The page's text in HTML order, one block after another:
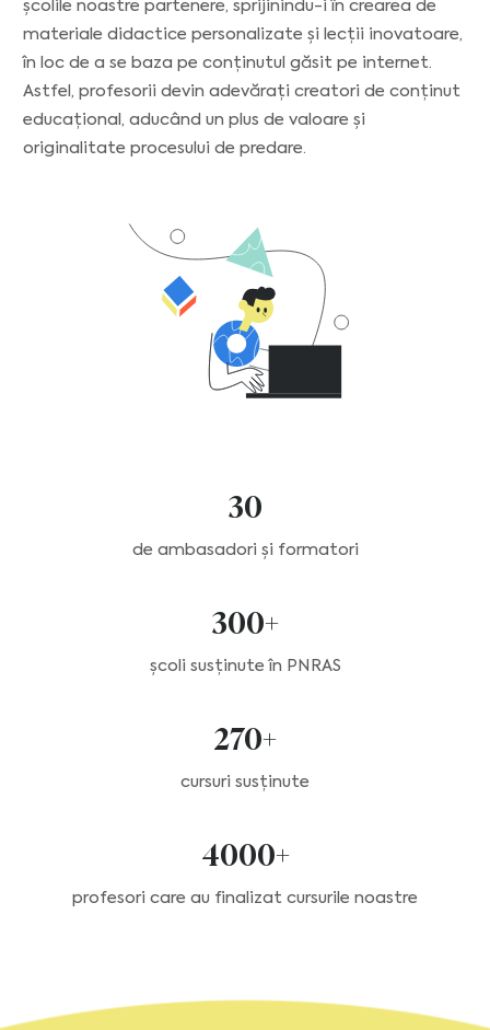
școlile noastre partenere, sprijinindu-i în crearea de
materiale didactice personalizate și lecții inovatoare,
în loc de a se baza pe conținutul găsit pe internet.
Astfel, profesorii devin adevărați creatori de conținut
educațional, aducând un plus de valoare și
originalitate procesului de predare.
30
de ambasadori și formatori
300+
școli susținute în PNRAS
270+
cursuri susținute
4000+
profesori care au finalizat cursurile noastre